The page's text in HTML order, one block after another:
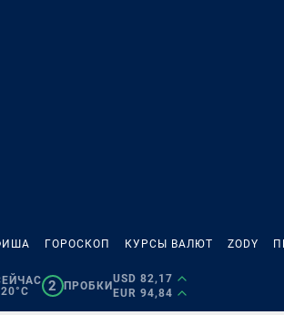
ГОРОСКОП КУРСЫ ВАЛЮТ ZODY
2 ПРОБКИ
USD 82,17
EUR 94,84